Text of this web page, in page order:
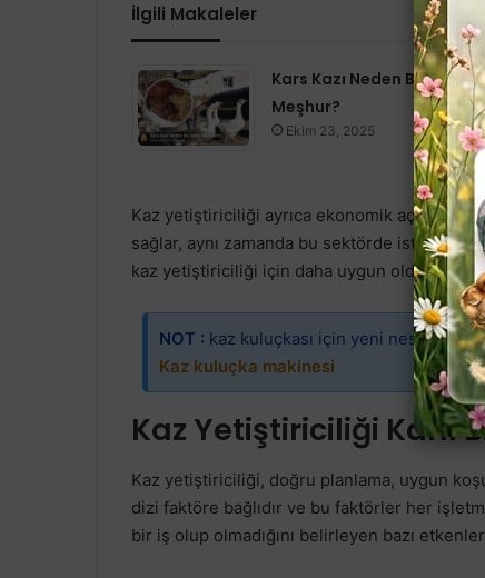
İlgili Makaleler
Kars Kazı Neden Bu kadar
Meşhur?
Ekim 23, 2025
Kaz yetiştiriciliği ayrıca ekonomik açıdan
sağlar, aynı zamanda bu sektörde istihdam
kaz yetiştiriciliği için daha uygun olduğu için
NOT : kaz kuluçkası için yeni nesil
Kaz kuluçka makinesi
Kaz Yetiştiriciliği Karlı
Kaz yetiştiriciliği, doğru planlama, uygun
dizi faktöre bağlıdır ve bu faktörler her
bir iş olup olmadığını belirleyen bazı